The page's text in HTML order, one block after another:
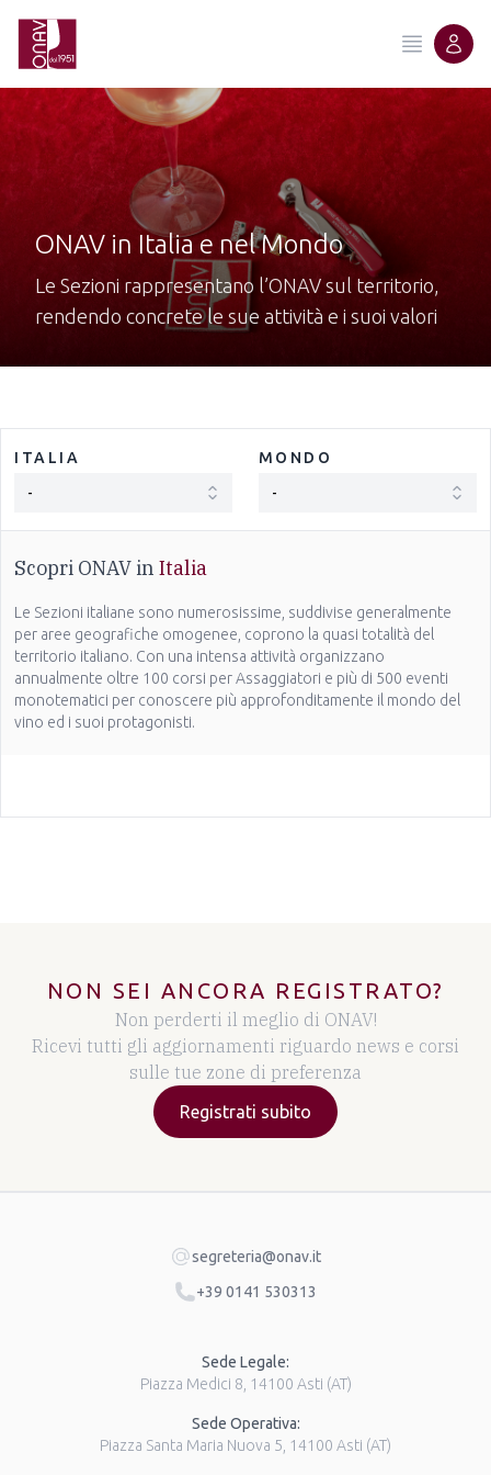
ONAV in Italia e nel Mondo
Le Sezioni rappresentano l’ONAV sul territorio,
rendendo concrete le sue attività e i suoi valori
ITALIA
-
MONDO
-
Scopri ONAV in Italia
Le Sezioni italiane sono numerosissime, suddivise generalmente
per aree geografiche omogenee, coprono la quasi totalità del
territorio italiano. Con una intensa attività organizzano
annualmente oltre 100 corsi per Assaggiatori e più di 500 eventi
monotematici per conoscere più approfonditamente il mondo del
vino ed i suoi protagonisti.
NON SEI ANCORA REGISTRATO?
Non perderti il meglio di ONAV!
Ricevi tutti gli aggiornamenti riguardo news e corsi
sulle tue zone di preferenza
Registrati subito
segreteria@onav.it
+39 0141 530313
Sede Legale:
Piazza Medici 8, 14100 Asti (AT)
Sede Operativa:
Piazza Santa Maria Nuova 5, 14100 Asti (AT)